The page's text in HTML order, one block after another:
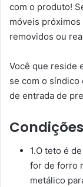
com o produto!
móveis
removidos ou
Você que reside
se com o
de entrada de
1.O teto é
for de forro
metálico